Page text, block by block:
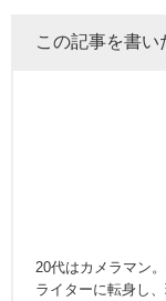
この記事を書い
20代はカメラマン
ライターに転身し